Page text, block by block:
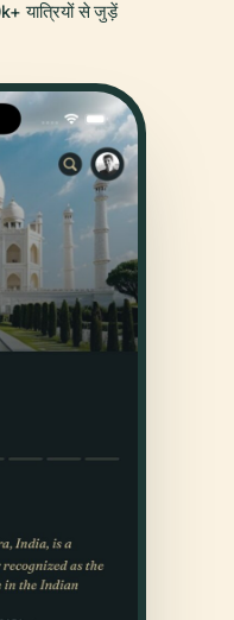
यात्रियों से जुड़ें